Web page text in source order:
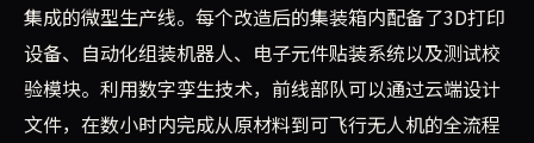
集成的微型生产线。每个改造后的集装箱内配备了3D打印
设备、自动化组装机器人、电子元件贴装系统以及测试校
验模块。利用数字孪生技术，前线部队可以通过云端设计
文件，在数小时内完成从原材料到可飞行无人机的全流程